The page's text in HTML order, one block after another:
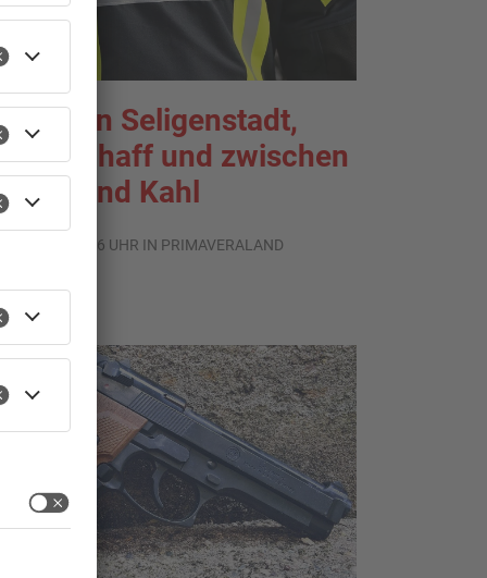
in Seligenstadt,
und zwischen
und Kahl
06:36 UHR IN PRIMAVERALAND